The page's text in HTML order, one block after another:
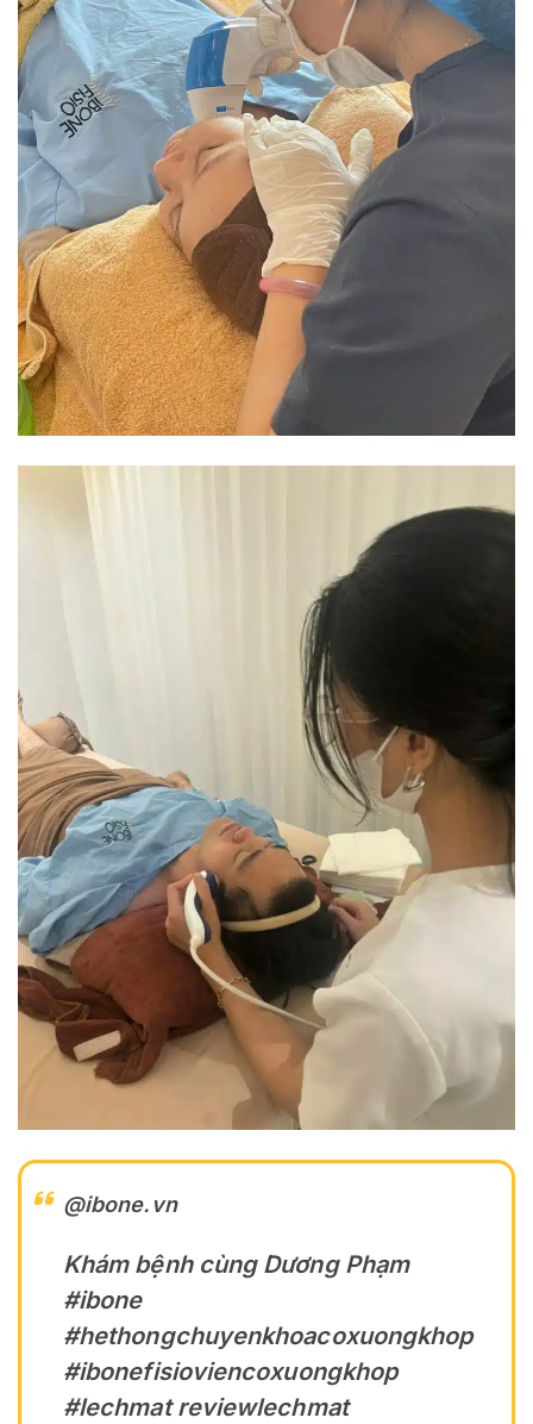
@ibone.vn
Khám bệnh cùng Dương Phạm
#ibone
#hethongchuyenkhoacoxuongkhop
#ibonefisioviencoxuongkhop
#lechmatreviewlechmat